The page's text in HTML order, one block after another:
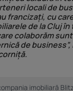
locali de
francizați, cu
de la Cluj
colaborăm
de business
imobiliară